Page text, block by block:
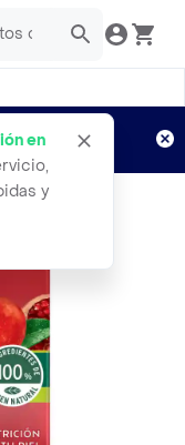
en
y
Aplican TyC